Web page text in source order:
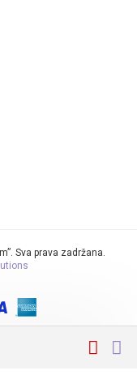
Sva prava zadržana.